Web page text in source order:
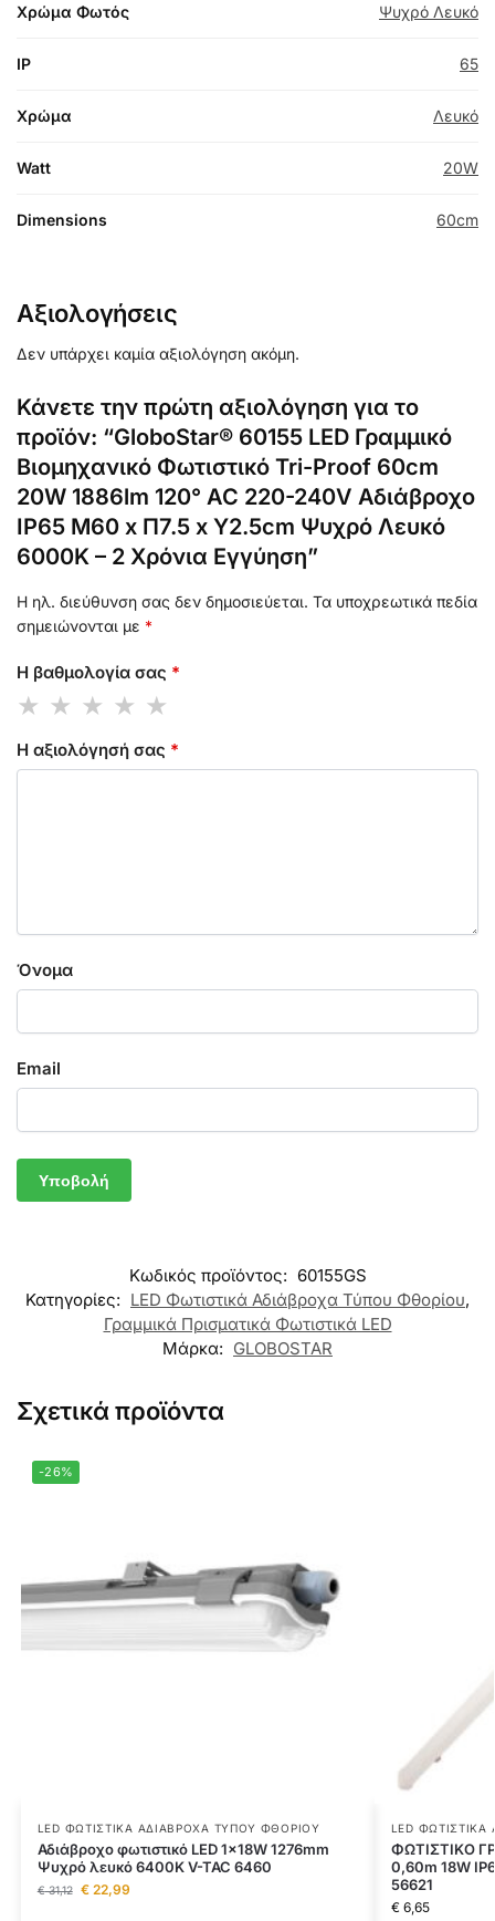
Χρώμα Φωτός Ψυχρό Λευκό
IP 65
Χρώμα Λευκό
Watt 20W
Dimensions 60cm
Αξιολογήσεις
Δεν υπάρχει καμία αξιολόγηση ακόμη.
Κάνετε την πρώτη αξιολόγηση για το
προϊόν: “GloboStar® 60155 LED Γραμμικό
Βιομηχανικό Φωτιστικό Tri-Proof 60cm
20W 1886lm 120° AC 220-240V Αδιάβροχο
IP65 Μ60 x Π7.5 x Υ2.5cm Ψυχρό Λευκό
6000K – 2 Χρόνια Εγγύηση”
Η ηλ. διεύθυνση σας δεν δημοσιεύεται. Τα υποχρεωτικά πεδία
σημειώνονται με *
Η βαθμολογία σας *
Η αξιολόγησή σας *
Όνομα
Email
Κωδικός προϊόντος: 60155GS
Κατηγορίες: LED Φωτιστικά Αδιάβροχα Τύπου Φθορίου,
Γραμμικά Πρισματικά Φωτιστικά LED
Μάρκα: GLOBOSTAR
Σχετικά προϊόντα
-26%
LED ΦΩΤΙΣΤΙΚΆ ΑΔΙΆΒΡΟΧΑ ΤΎΠΟΥ ΦΘΟΡΊΟΥ
Αδιάβροχο φωτιστικό LED 1x18W 1276mm
Ψυχρό λευκό 6400K V-TAC 6460
€31,12 €22,99
LED
ΦΩΤΙΣΤΙΚΟ
0,60m 18W
56621
€6,65